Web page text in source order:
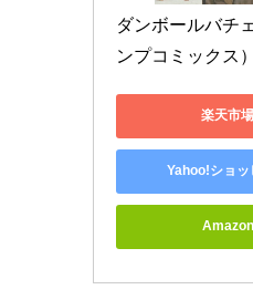
ダンボールバチ
ンプコミックス
楽天市
Yahoo!ショッ